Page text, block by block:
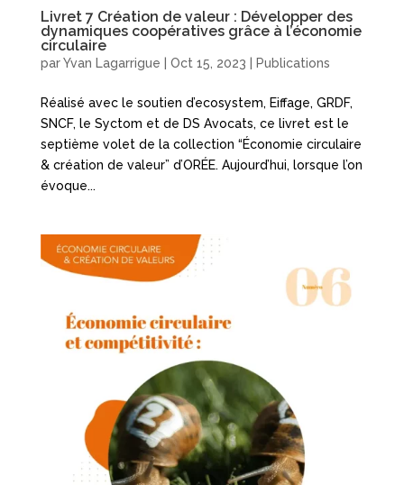
Livret 7 Création de valeur : Développer des
dynamiques coopératives grâce à l’économie
circulaire
parYvan Lagarrigue Oct 15, 2023 Publications
Réalisé avec le soutien d’ecosystem, Eiffage, GRDF,
SNCF, le Syctom et de DS Avocats, ce livret est le
septième volet de la collection “Économie circulaire
& création de valeur” d’ORÉE. Aujourd’hui, lorsque l’on
évoque...